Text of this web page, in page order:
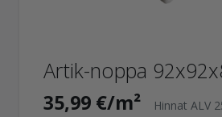
Artik-noppa
35,99 €/m² Hinnat ALV